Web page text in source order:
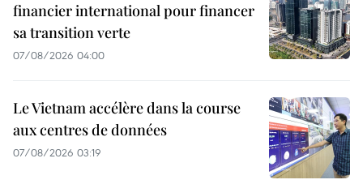
financier international pour financer
sa transition verte
07/08/2026 04:00
Le Vietnam accélère dans la course
aux centres de données
07/08/2026 03:19